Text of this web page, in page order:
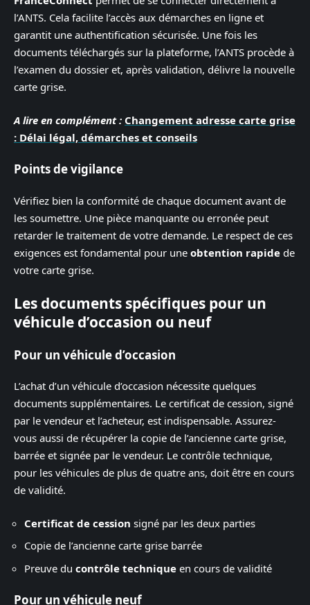
l’ANTS. Cela facilite l’accès aux démarches en ligne et
garantit une authentification sécurisée. Une fois les
documents téléchargés sur la plateforme, l’ANTS procède à
l’examen du dossier et, après validation, délivre la nouvelle
carte grise.
A lire en complément : Changement adresse carte grise
: Délai légal, démarches et conseils
Points de vigilance
Vérifiez bien la conformité de chaque document avant de
les soumettre. Une pièce manquante ou erronée peut
retarder le traitement de votre demande. Le respect de ces
exigences est fondamental pour une obtention rapide de
votre carte grise.
Les documents spécifiques pour un
véhicule d’occasion ou neuf
Pour un véhicule d’occasion
L’achat d’un véhicule d’occasion nécessite quelques
documents supplémentaires. Le certificat de cession, signé
par le vendeur et l’acheteur, est indispensable. Assurez-
vous aussi de récupérer la copie de l’ancienne carte grise,
barrée et signée par le vendeur. Le contrôle technique,
pour les véhicules de plus de quatre ans, doit être en cours
de validité.
Certificat de cession signé par les deux parties
Copie de l’ancienne carte grise barrée
Preuve du contrôle technique en cours de validité
Pour un véhicule neuf